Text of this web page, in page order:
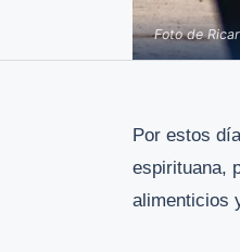
Foto de
Por estos
espirituana,
alimenticios